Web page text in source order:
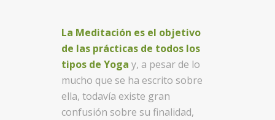
La Meditación es el objetivo
de las prácticas de todos los
tipos de Yoga y, a pesar de lo
mucho que se ha escrito sobre
ella, todavía existe gran
confusión sobre su finalidad,